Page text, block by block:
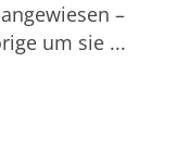
–
um sie ...